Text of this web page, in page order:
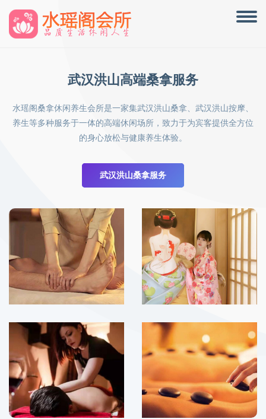
武汉洪山高端桑拿服务
水瑶阁桑拿休闲养生会所是一家集武汉洪山桑拿、武汉洪山按摩、
养生等多种服务于一体的高端休闲场所，致力于为宾客提供全方位
的身心放松与健康养生体验。
武汉洪山桑拿服务